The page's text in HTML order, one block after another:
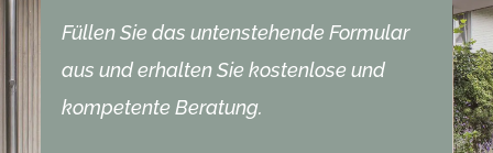
Füllen Sie das untenstehende Formular
aus und erhalten Sie kostenlose und
kompetente Beratung.